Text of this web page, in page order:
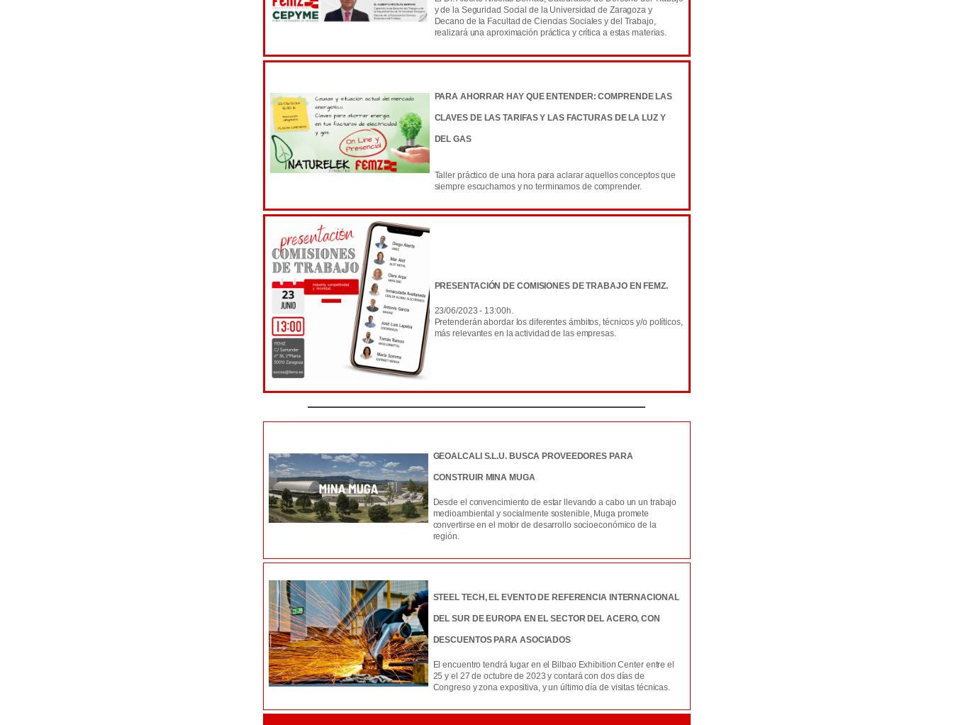
y de la Seguridad Social de la Universidad de Zaragoza y
Decano de la Facultad de Ciencias Sociales y del Trabajo,
realizará una aproximación práctica y crítica a estas materias.
PARA AHORRAR HAY QUE ENTENDER: COMPRENDE LAS
CLAVES DE LAS TARIFAS Y LAS FACTURAS DE LA LUZ Y
DEL GAS
Taller práctico de una hora para aclarar aquellos conceptos que
siempre escuchamos y no terminamos de comprender.
PRESENTACIÓN DE COMISIONES DE TRABAJO EN FEMZ.
23/06/2023 - 13:00h.
Pretenderán abordar los diferentes ámbitos, técnicos y/o políticos,
más relevantes en la actividad de las empresas.
GEOALCALI S.L.U. BUSCA PROVEEDORES PARA
CONSTRUIR MINA MUGA
Desde el convencimiento de estar llevando a cabo un un trabajo
medioambiental y socialmente sostenible, Muga promete
convertirse en el motor de desarrollo socioeconómico de la
región.
STEEL TECH, EL EVENTO DE REFERENCIA INTERNACIONAL
DEL SUR DE EUROPA EN EL SECTOR DEL ACERO, CON
DESCUENTOS PARA ASOCIADOS
El encuentro tendrá lugar en el Bilbao Exhibition Center entre el
25 y el 27 de octubre de 2023 y contará con dos días de
Congreso y zona expositiva, y un último día de visitas técnicas.